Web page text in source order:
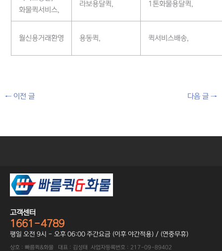
화물퀵서비스,
라보용달퀵, 1톤화물용달퀵,
월신용거래환영 용동퀵, 퀵서비스배송,
←이전 글 다음 글→
고객센터
1661-4789
평일 오전 9시 - 오후 06:00 주간요금 (이후 야간적용) / (연중무휴)
상호 : 빠름퀵&화물 대표 : 김성태 사업자등록번호 : 217-09-89402